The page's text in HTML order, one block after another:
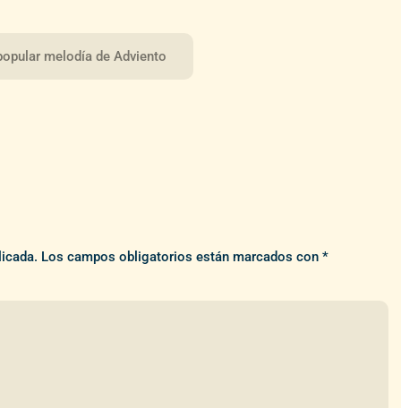
melodía de Adviento
Los campos obligatorios están marcados con*